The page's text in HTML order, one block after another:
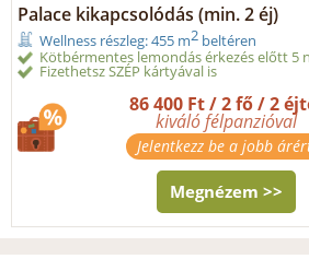
Palace kikapcsolódás (min. 2 éj)
Wellness részleg: 455 m2 beltéren
Kötbérmentes lemondás érkezés előtt 5
Fizethetsz SZÉP kártyával is
86 400 Ft / 2 fő / 2
kiváló félpanzióval
Jelentkezz be a jobb
Megnézem >>